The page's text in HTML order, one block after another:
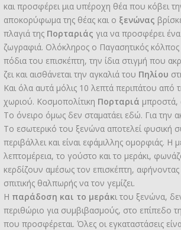
και προσφέρει μια υπέροχη θέα που κόβει
αποκορύφωμα της θέας και ο ξενώνας
πλαγιά της Πορταριάς για να προσφέρει
ζωγραφιά. Ολόκληρος ο Παγασητικός
πόδια του επισκέπτη, την ίδια στιγμή που
ζει και αισθάνεται την αγκαλιά του Πηλίου
Και όλα αυτά μόλις 10 λεπτά περιπάτου από
χωριού. Κοσμοπολίτικη Πορταριά μπροστά,
Το όνειρο όμως δεν σταματάει εδώ. Για την
Το εσωτερικό του ξενώνα αποτελεί φυσική
περιβάλλει και είναι εφάμιλλης ομορφιάς.
λεπτομέρεια, το γούστο και το μεράκι,
κερδίζουν αμέσως τον επισκέπτη,
σπιτικής θαλπωρής να τον γεμίζει.
Η παράδοση και το μεράκι του ξενώνα,
περιθώριο για συμβιβασμούς, στο επίπεδο
που προσφέρεται. Όλες οι εγκαταστάσεις